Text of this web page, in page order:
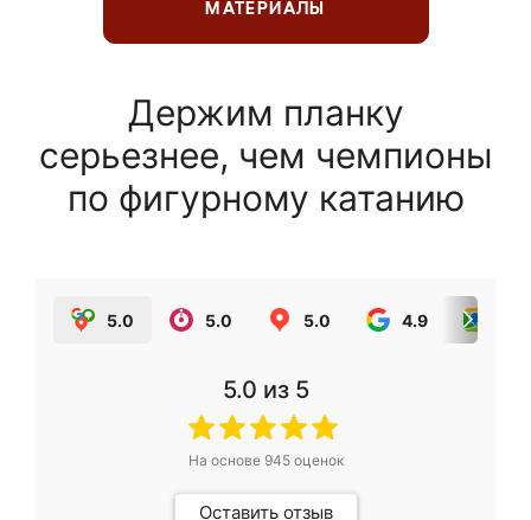
МАТЕРИАЛЫ
Держим планку
серьезнее, чем чемпионы
по фигурному катанию
5.0 5.0 5.0 4.9
5.0 из 5
На основе 945оценок
Оставить отзыв